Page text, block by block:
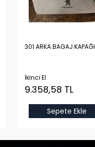
301 ARKA BAGAJ KAPAĞI
İkinci El
9.358,58 TL
Sepete Ekle